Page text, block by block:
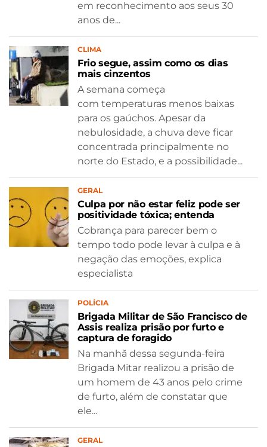
em reconhecimento aos seus 30
anos de...
CLIMA
Frio segue, assim como os dias
mais cinzentos
A semana começa
com temperaturas menos baixas
para os gaúchos. Apesar da
nebulosidade, a chuva deve ficar
concentrada principalmente no
norte do Estado, e a possibilidade...
GERAL
Culpa por não estar feliz pode ser
positividade tóxica; entenda
Cobrança para parecer bem o
tempo todo pode levar à culpa e à
negação das emoções, explica
especialista
POLÍCIA
Brigada Militar de São Francisco de
Assis realiza prisão por furto e
captura de foragido
Na manhã dessa segunda-feira
Brigada Mitar realizou a prisão de
um homem de 43 anos pelo crime
de furto, além de constatar que
ele...
GERAL